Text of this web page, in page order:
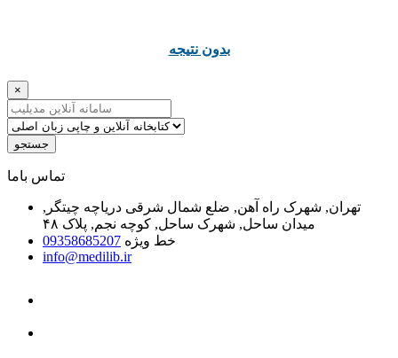
ﺑﺪﻭﻥ ﻧﺘﯿﺠﻪ
×
جستجو
ﺗﻤﺎﺱ ﺑﺎﻣﺎ
تهران, شهرک راه آهن, ضلع شمال شرقی دریاچه چیتگر,
میدان ساحل, شهرک ساحل, کوچه نجم, پلاک ۴۸
خط ویژه 09358685207
info@medilib.ir